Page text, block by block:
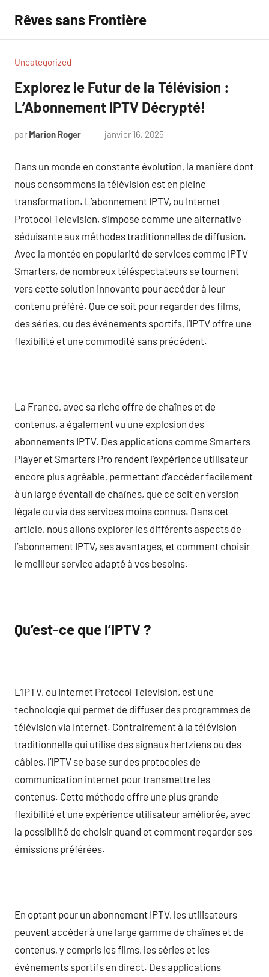
contenu
Rêves sans Frontière
Uncategorized
Explorez le Futur de la Télévision :
L’Abonnement IPTV Décrypté!
par Marion Roger janvier 16, 2025
Dans un monde en constante évolution, la manière dont
nous consommons la télévision est en pleine
transformation. L’abonnement IPTV, ou Internet
Protocol Television, s’impose comme une alternative
séduisante aux méthodes traditionnelles de diffusion.
Avec la montée en popularité de services comme IPTV
Smarters, de nombreux téléspectateurs se tournent
vers cette solution innovante pour accéder à leur
contenu préféré. Que ce soit pour regarder des films,
des séries, ou des événements sportifs, l’IPTV offre une
flexibilité et une commodité sans précédent.
La France, avec sa riche offre de chaînes et de
contenus, a également vu une explosion des
abonnements IPTV. Des applications comme Smarters
Player et Smarters Pro rendent l’expérience utilisateur
encore plus agréable, permettant d’accéder facilement
à un large éventail de chaînes, que ce soit en version
légale ou via des services moins connus. Dans cet
article, nous allons explorer les différents aspects de
l’abonnement IPTV, ses avantages, et comment choisir
le meilleur service adapté à vos besoins.
Qu’est-ce que l’IPTV ?
L’IPTV, ou Internet Protocol Television, est une
technologie qui permet de diffuser des programmes de
télévision via Internet. Contrairement à la télévision
traditionnelle qui utilise des signaux hertziens ou des
câbles, l’IPTV se base sur des protocoles de
communication internet pour transmettre les
contenus. Cette méthode offre une plus grande
flexibilité et une expérience utilisateur améliorée, avec
la possibilité de choisir quand et comment regarder ses
émissions préférées.
En optant pour un abonnement IPTV, les utilisateurs
peuvent accéder à une large gamme de chaînes et de
contenus, y compris les films, les séries et les
événements sportifs en direct. Des applications